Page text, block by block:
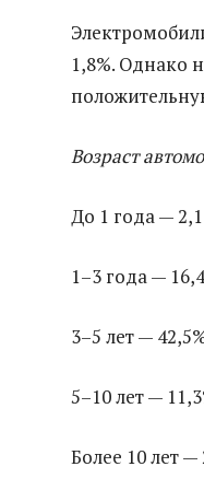
1,8%. Однако
Возраст
До 1 года —
1–3 года —
3–5 лет —
5–10 лет —
Более 10 лет —